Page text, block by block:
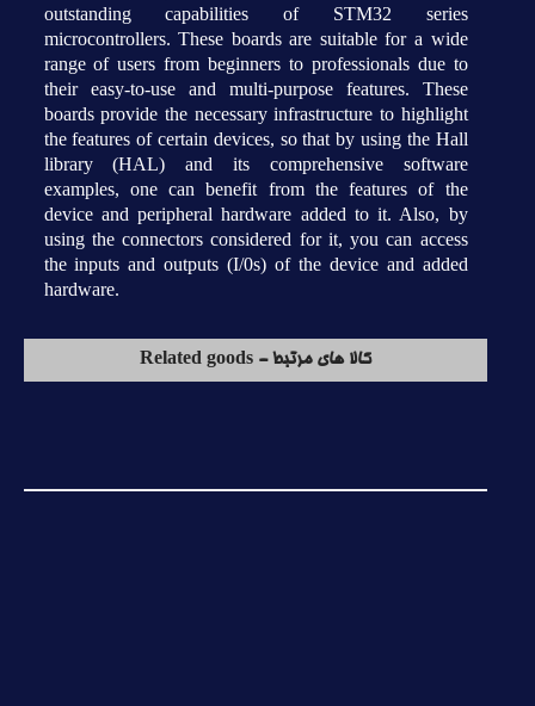
outstanding capabilities of STM32 series
microcontrollers. These boards are suitable for a wide
range of users from beginners to professionals due to
their easy-to-use and multi-purpose features. These
boards provide the necessary infrastructure to highlight
the features of certain devices, so that by using the Hall
library (HAL) and its comprehensive software
examples, one can benefit from the features of the
device and peripheral hardware added to it. Also, by
using the connectors considered for it, you can access
the inputs and outputs (I/0s) of the device and added
hardware.
کالا های مرتبط - Related goods